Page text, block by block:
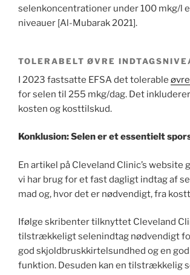
selenkoncentrationer under 100 mkg/l
niveauer [Al-Mubarak 2021].
TOLERABELT ØVRE
I 2023 fastsatte EFSA det tolerable
for selen til 255 mkg/dag. Det
kosten og kosttilskud.
Konklusion: Selen er et essentielt
En artikel på Cleveland Clinic’s website
vi har brug for et fast dagligt indtag af
mad og, hvor det er nødvendigt, fra
Ifølge skribenter tilknyttet Cleveland
tilstrækkeligt selenindtag nødvendigt
god skjoldbruskkirtelsundhed og en
funktion. Desuden kan en tilstrækkelig